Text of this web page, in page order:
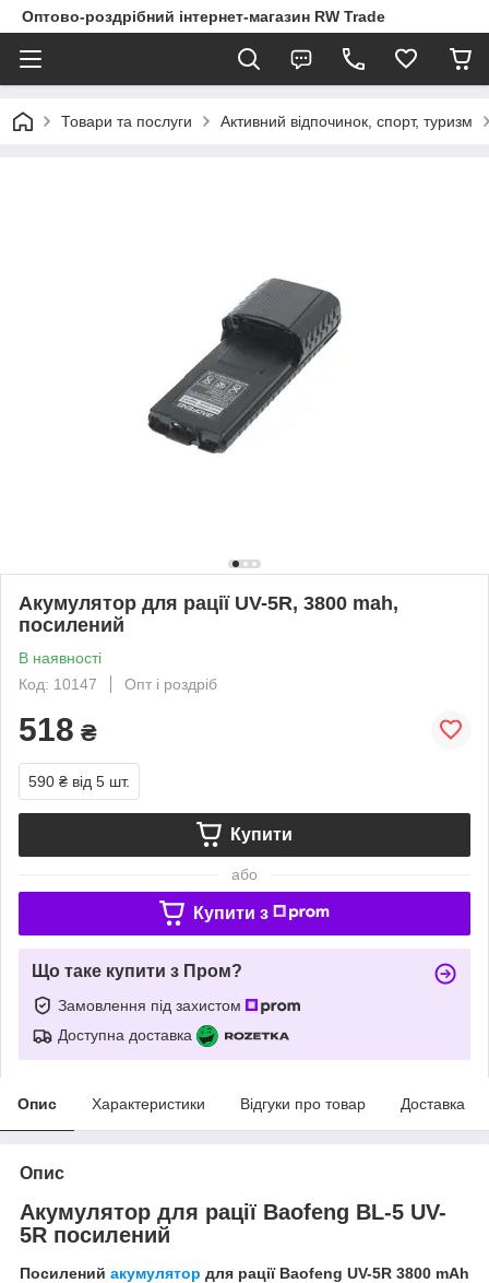
Оптово-роздрібний інтернет-магазин RW Trade
Товари та послуги Активний відпочинок, спорт, туризм
Акумулятор для рації UV-5R, 3800 mah,
посилений
В наявності
Код: 10147
Опт і роздріб
518 ₴
590 ₴ від 5 шт.
Купити
або
Купити з
Що таке купити з Пром?
Замовлення під захистом
Доступна доставка
Опис Характеристики Відгуки про товар Доставка
Опис
Акумулятор для рації Baofeng BL-5 UV-
5R посилений
Посилений акумулятор для рації Baofeng UV-5R 3800 mAh